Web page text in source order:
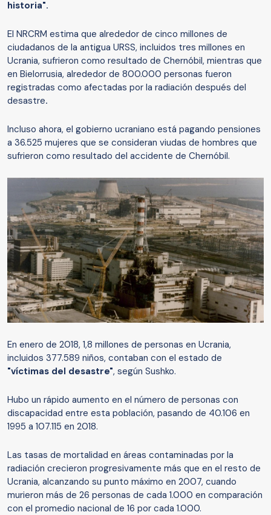
historia".
El NRCRM estima que alrededor de cinco millones de
ciudadanos de la antigua URSS, incluidos tres millones en
Ucrania, sufrieron como resultado de Chernóbil, mientras que
en Bielorrusia, alrededor de 800.000 personas fueron
registradas como afectadas por la radiación después del
desastre.
Incluso ahora, el gobierno ucraniano está pagando pensiones
a 36.525 mujeres que se consideran viudas de hombres que
sufrieron como resultado del accidente de Chernóbil.
En enero de 2018, 1,8 millones de personas en Ucrania,
incluidos 377.589 niños, contaban con el estado de
"víctimas del desastre", según Sushko.
Hubo un rápido aumento en el número de personas con
discapacidad entre esta población, pasando de 40.106 en
1995 a 107.115 en 2018.
Las tasas de mortalidad en áreas contaminadas por la
radiación crecieron progresivamente más que en el resto de
Ucrania, alcanzando su punto máximo en 2007, cuando
murieron más de 26 personas de cada 1.000 en comparación
con el promedio nacional de 16 por cada 1.000.